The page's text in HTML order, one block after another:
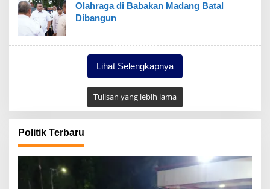
Olahraga di Babakan Madang Batal
Dibangun
Lihat Selengkapnya
Tulisan yang lebih lama
Politik Terbaru